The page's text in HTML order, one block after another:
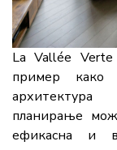
La Vallée
пример како
архитектура
планирање
ефикасна и